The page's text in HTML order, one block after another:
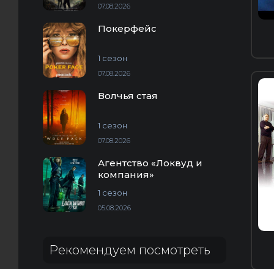
07.08.2026
Покерфейс
1 сезон
07.08.2026
Волчья стая
1 сезон
07.08.2026
Агентство «Локвуд и
компания»
1 сезон
05.08.2026
Рекомендуем посмотреть